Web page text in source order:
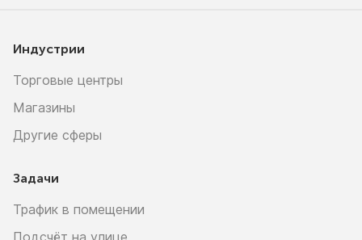
Индустрии
Торговые центры
Магазины
Другие сферы
Задачи
Трафик в помещении
Подсчёт на улице